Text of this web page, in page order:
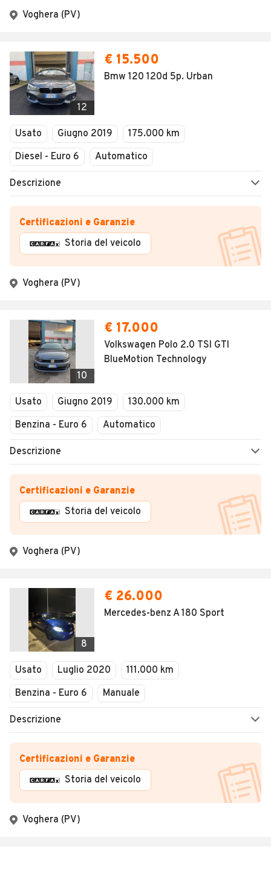
Voghera (PV)
12
€ 15.500
Bmw 120 120d 5p. Urban
Usato Giugno 2019
175.000 km
Diesel - Euro 6
Automatico
Descrizione
Certificazioni e Garanzie
Storia del veicolo
Voghera (PV)
10
€ 17.000
Volkswagen Polo 2.0 TSI GTI
BlueMotion Technology
Usato Giugno 2019
130.000 km
Benzina - Euro 6
Automatico
Descrizione
Certificazioni e Garanzie
Storia del veicolo
Voghera (PV)
8
€ 26.000
Mercedes-benz A 180 Sport
Usato Luglio 2020
111.000 km
Benzina - Euro 6
Manuale
Descrizione
Certificazioni e Garanzie
Storia del veicolo
Voghera (PV)